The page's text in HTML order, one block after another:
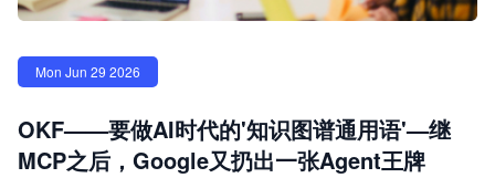
Mon Jun 29 2026
OKF——要做AI时代的'知识图谱通用语'—继
MCP之后，Google又扔出一张Agent王牌